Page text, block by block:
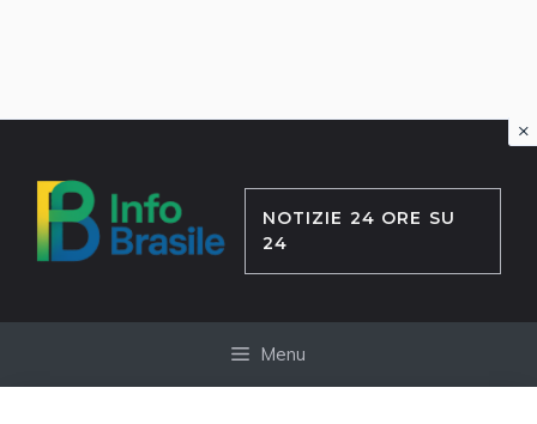
contenuto
NOTIZIE 24 ORE SU
24
Menu
×